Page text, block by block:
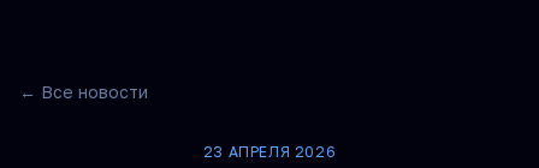
← Все новости
23 АПРЕЛЯ 2026